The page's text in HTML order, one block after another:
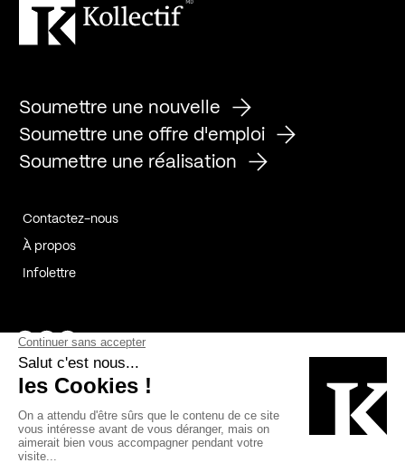
Soumettre une nouvelle
Soumettre une offre d'emploi
Soumettre une réalisation
Contactez-nous
À propos
Infolettre
Page Facebook de Kollectif
Page Instagram de Kollectif
Page Linkedin de Kollectif